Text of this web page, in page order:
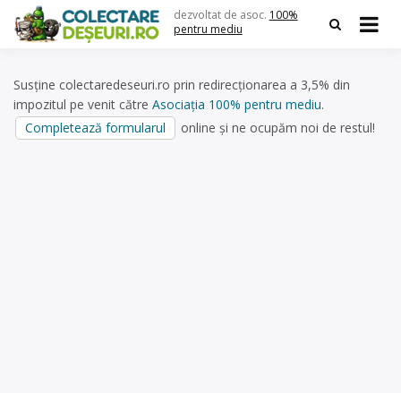
content
dezvoltat de asoc. 100%
pentru mediu
Susține colectaredeseuri.ro prin redirecționarea a 3,5% din
impozitul pe venit către Asociația 100% pentru mediu.
Completează formularul
online și ne ocupăm noi de restul!